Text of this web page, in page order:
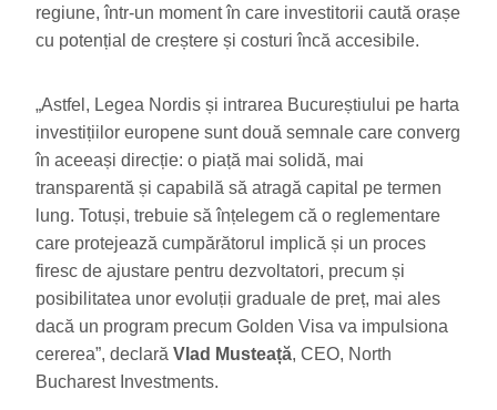
regiune, într-un moment în care investitorii caută orașe
cu potențial de creștere și costuri încă accesibile.
„Astfel, Legea Nordis și intrarea Bucureștiului pe harta
investițiilor europene sunt două semnale care converg
în aceeași direcție: o piață mai solidă, mai
transparentă și capabilă să atragă capital pe termen
lung. Totuși, trebuie să înțelegem că o reglementare
care protejează cumpărătorul implică și un proces
firesc de ajustare pentru dezvoltatori, precum și
posibilitatea unor evoluții graduale de preț, mai ales
dacă un program precum Golden Visa va impulsiona
cererea”, declară Vlad Musteață, CEO, North
Bucharest Investments.